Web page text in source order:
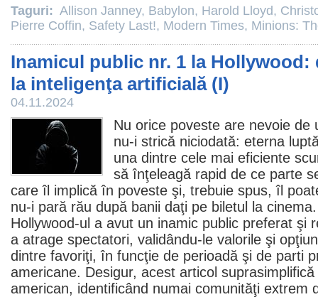
Taguri: Allison Janney, Babylon, Harold Lloyd,
Pierre Coffin, Safety Last!, Modern Times, Minions:
Inamicul public nr. 1 la
la inteligenţa artificială (I)
04.11.2024
Nu orice poveste are nevoie de
nu-i strică niciodată: eterna
una dintre cele mai eficiente
să înţeleagă rapid de ce parte
care îl implică în poveste şi, trebuie spus, îl
nu-i pară rău după banii daţi pe biletul la cinema
Hollywood-ul a avut un inamic public preferat şi
a atrage spectatori, validându-le valorile şi
dintre favoriţi, în funcţie de perioadă şi de parti
americane. Desigur, acest articol
american, identificând numai comunităţi